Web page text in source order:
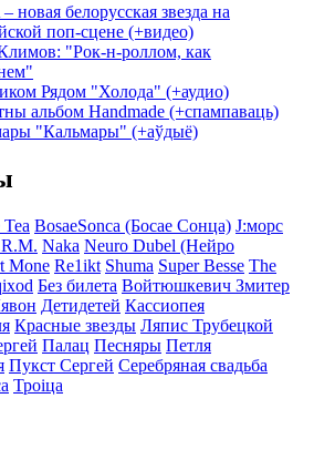
новая белорусская звезда на
поп-сцене (+видео)
"Рок-н-роллом, как
Рядом "Холода" (+аудио)
альбом Handmade (+спампаваць)
"Кальмары" (+аўдыё)
BosaeSonca (Босае Сонца) J:морс
Naka Neuro Dubel (Нейро
Mone Re1ikt Shuma Super Besse The
Без билета Войтюшкевич Змитер
Детидетей Кассиопея
Красные звезды Ляпис Трубецкой
Палац Песняры Петля
Пукст Сергей Серебряная свадьба
Троіца